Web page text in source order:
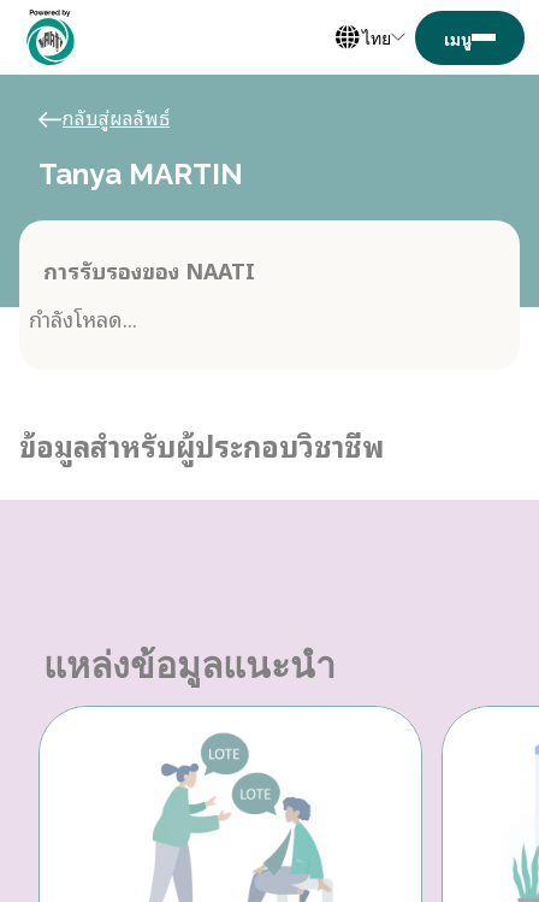
ไทย
กลับสู่ผลลัพธ์
Tanya MARTIN
การรับรองของ NAATI
กำลังโหลด...
ข้อมูลสำหรับผู้ประกอบวิชาชีพ
แหล่งข้อมูลแนะนำ